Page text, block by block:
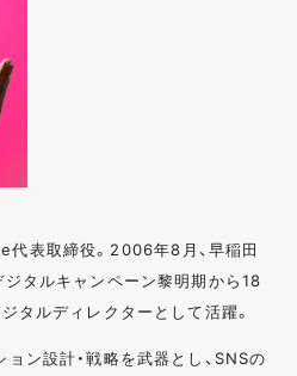
表取締役。2006年8月、早稲田
タルキャンペーン黎明期から18
タルディレクターとして活躍。
ン設計・戦略を武器とし、SNSの